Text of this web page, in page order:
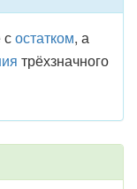
состатком, а
трёхзначного